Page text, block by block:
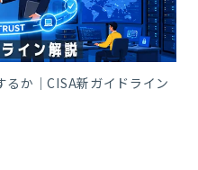
か｜CISA新ガイドライン